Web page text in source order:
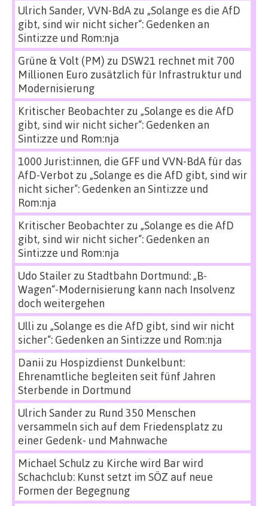
Ulrich Sander, VVN-BdAzu „Solange es die AfD
gibt, sind wir nicht sicher“: Gedenken an
Sinti:zze und Rom:nja
Grüne & Volt (PM) zu DSW21 rechnet mit 700
Millionen Euro zusätzlich für Infrastruktur und
Modernisierung
Kritischer Beobachterzu „Solange es die AfD
gibt, sind wir nicht sicher“: Gedenken an
Sinti:zze und Rom:nja
1000 Jurist:innen, die GFF und VVN-BdA für das
AfD-Verbot zu „Solange es die AfD gibt, sind wir
nicht sicher“: Gedenken an Sinti:zze und
Rom:nja
Kritischer Beobachterzu „Solange es die AfD
gibt, sind wir nicht sicher“: Gedenken an
Sinti:zze und Rom:nja
Udo Stailerzu Stadtbahn Dortmund: „B-
Wagen“-Modernisierung kann nach Insolvenz
doch weitergehen
Ulli zu „Solange es die AfD gibt, sind wir nicht
sicher“: Gedenken an Sinti:zze und Rom:nja
Danii zu Hospizdienst Dunkelbunt:
Ehrenamtliche begleiten seit fünf Jahren
Sterbende in Dortmund
Ulrich Sanderzu Rund 350 Menschen
versammeln sich auf dem Friedensplatz zu
einer Gedenk- und Mahnwache
Michael Schulz zu Kirche wird Bar wird
Schachclub: Kunst setzt im SÖZ auf neue
Formen der Begegnung